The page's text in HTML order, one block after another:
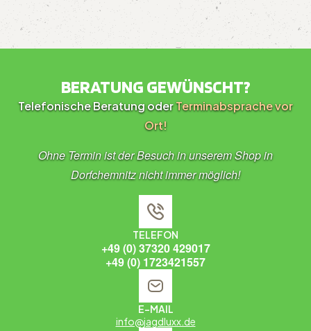
BERATUNG GEWÜNSCHT?
Telefonische Beratung oderTerminabsprache vor
Ort!
Ohne Termin ist der Besuch in unserem Shop in
Dorfchemnitz nicht immer möglich!
TELEFON
+49 (0) 37320 429017
+49 (0) 1723421557
E-MAIL
info@jagdluxx.de